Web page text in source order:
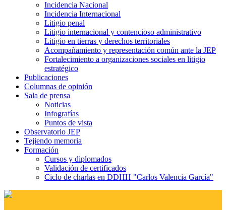
Incidencia Nacional
Incidencia Internacional
Litigio penal
Litigio internacional y contencioso administrativo
Litigio en tierras y derechos territoriales
Acompañamiento y representación común ante la JEP
Fortalecimiento a organizaciones sociales en litigio
estratégico
Publicaciones
Columnas de opinión
Sala de prensa
Noticias
Infografías
Puntos de vista
Observatorio JEP
Tejiendo memoria
Formación
Cursos y diplomados
Validación de certificados
Ciclo de charlas en DDHH "Carlos Valencia García"